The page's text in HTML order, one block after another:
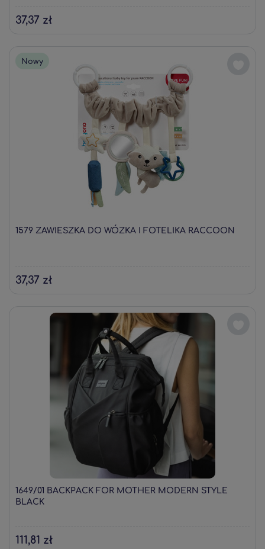
37,37 zł
Nowy
1579 ZAWIESZKA DO WÓZKA I FOTELIKA RACCOON
37,37 zł
1649/01 BACKPACK FOR MOTHER MODERN STYLE
BLACK
111,81 zł